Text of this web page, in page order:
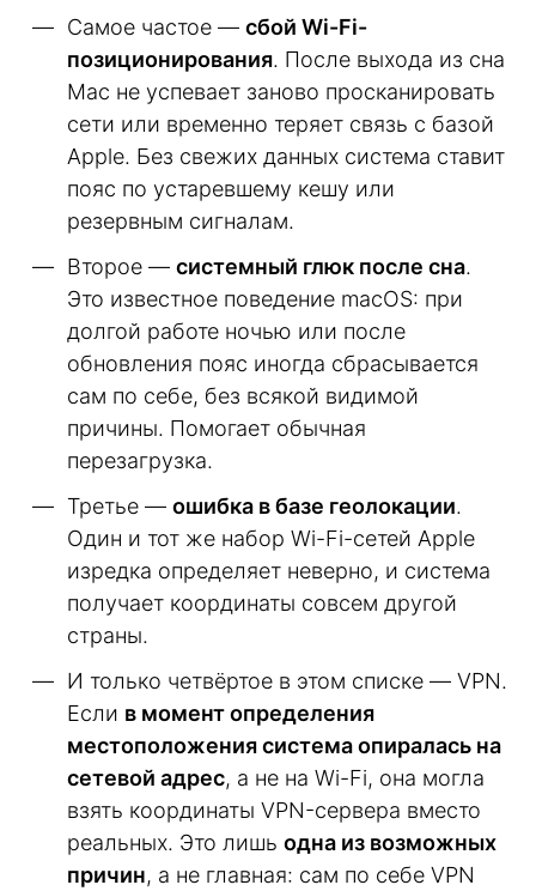
Самое частое — сбой Wi-Fi-
позиционирования. После выхода из сна
Mac не успевает заново просканировать
сети или временно теряет связь с базой
Apple. Без свежих данных система ставит
пояс по устаревшему кешу или
резервным сигналам.
Второе — системный глюк после сна.
Это известное поведение macOS: при
долгой работе ночью или после
обновления пояс иногда сбрасывается
сам по себе, без всякой видимой
причины. Помогает обычная
перезагрузка.
Третье — ошибка в базе геолокации.
Один и тот же набор Wi-Fi-сетей Apple
изредка определяет неверно, и система
получает координаты совсем другой
страны.
И только четвёртое в этом списке — VPN.
Если в момент определения
местоположения система опиралась на
сетевой адрес, а не на Wi-Fi, она могла
взять координаты VPN-сервера вместо
реальных. Это лишь одна из возможных
причин, а не главная: сам по себе VPN